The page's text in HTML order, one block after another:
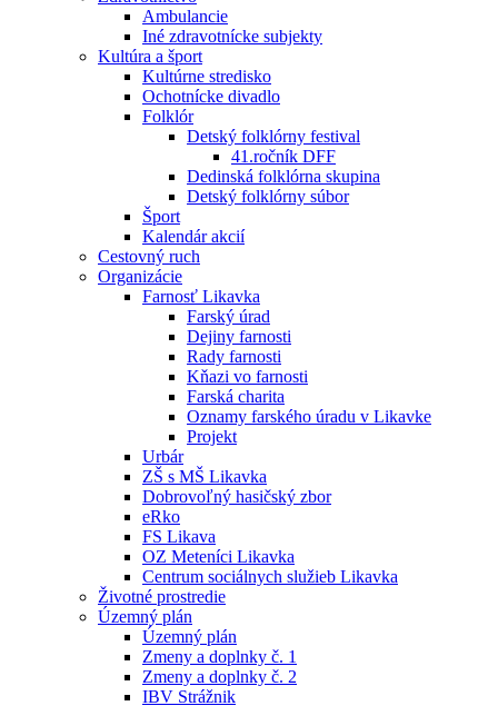
Ambulancie
Iné zdravotnícke subjekty
Kultúra a šport
Kultúrne stredisko
Ochotnícke divadlo
Folklór
Detský folklórny festival
41.ročník DFF
Dedinská folklórna skupina
Detský folklórny súbor
Šport
Kalendár akcií
Cestovný ruch
Organizácie
Farnosť Likavka
Farský úrad
Dejiny farnosti
Rady farnosti
Kňazi vo farnosti
Farská charita
Oznamy farského úradu v Likavke
Projekt
Urbár
ZŠ s MŠ Likavka
Dobrovoľný hasičský zbor
eRko
FS Likava
OZ Meteníci Likavka
Centrum sociálnych služieb Likavka
Životné prostredie
Územný plán
Územný plán
Zmeny a doplnky č. 1
Zmeny a doplnky č. 2
IBV Strážnik